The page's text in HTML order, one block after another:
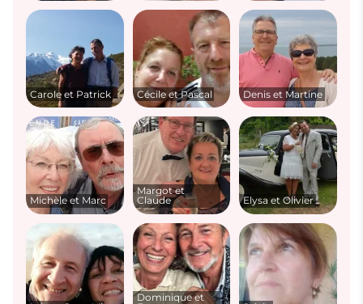
Carole et Patrick Cécile et Pascal Denis et Martine
Michèle et Marc
Margot et
Claude
Elysa et Olivier
Dominique et